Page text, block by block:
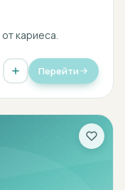
кариеса.
Перейти